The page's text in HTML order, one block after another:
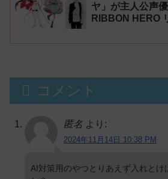
ヤ」が主人公声
RIBBON HERO
ンルン」「でび
コメント
匿名 より:
2024年11月14日 10:38 PM
AI対策用のやつとりあえず入れとけ